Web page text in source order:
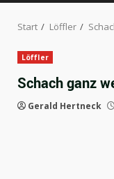
Start Löffler
Löffler
Schach ganz
Gerald Hertneck